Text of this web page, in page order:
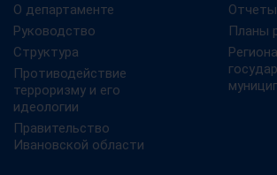
О департаменте
Руководство
Структура
Противодействие
терроризму и его
идеологии
Правительство
Ивановской области
Планы